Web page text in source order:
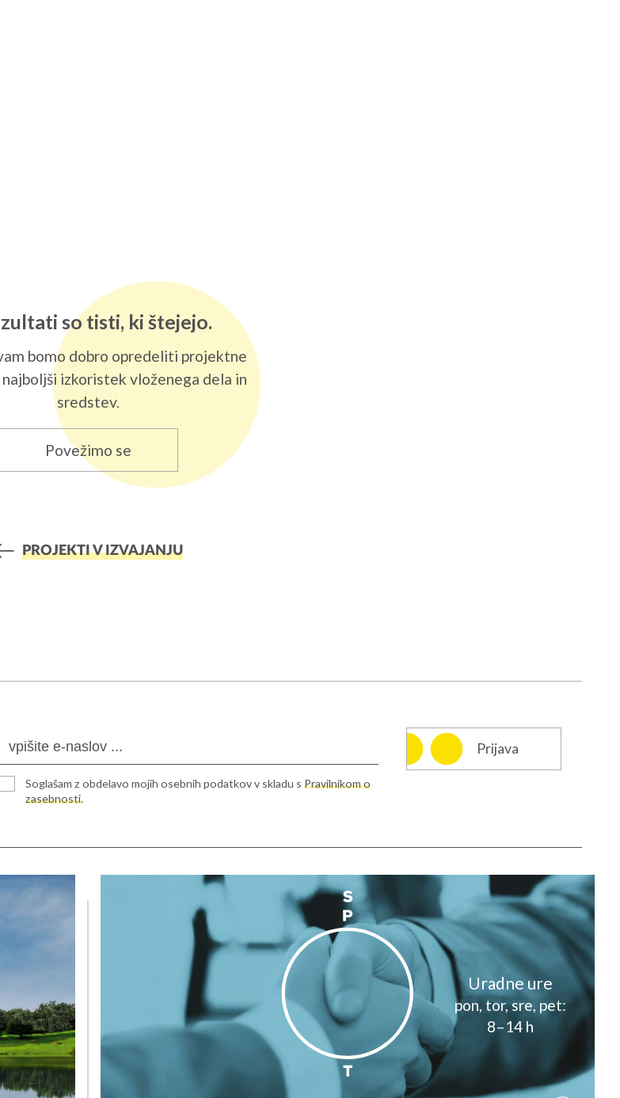
info@rcms.si
so tisti, ki štejejo.
bomo dobro opredeliti projektne
izkoristek vloženega dela in
sredstev.
Povežimo se
PROJEKTI V IZVAJANJU
Soglašam z obdelavo mojih osebnih podatkov v skladu s Pravilnikom o
zasebnosti.
Prijava
Uradne ure
pon, tor, sre, pet:
8–14 h